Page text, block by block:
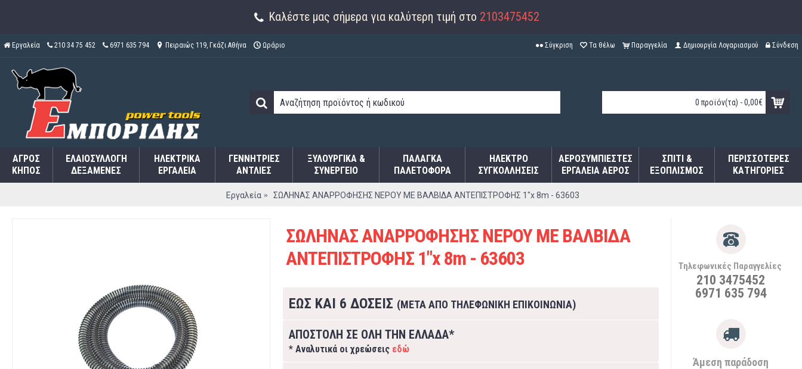
Καλέστε μας σήμερα για καλύτερη τιμή στο 2103475452
Εργαλεία 210 34 75 452 6971 635 794 Πειραιώς 119, Γκάζι Αθήνα Ωράριο Σύγκριση Τα θέλω Παραγγελία Δημιουργία Λογαριασμού Σύνδεση
0 προϊόν(τα) - 0,00€
ΑΓΡΌΣ
ΚΉΠΟΣ
ΕΛΑΙΟΣΥΛΛΟΓΉ
ΔΕΞΑΜΕΝΈΣ
ΗΛΕΚΤΡΙΚΆ
ΕΡΓΑΛΕΊΑ
ΓΕΝΝΉΤΡΙΕΣ
ΑΝΤΛΊΕΣ
ΞΥΛΟΥΡΓΙΚΑ &
ΣΥΝΕΡΓΕΙΟ
ΠΑΛΆΓΚΑ
ΠΑΛΕΤΟΦΌΡΑ
ΗΛΕΚΤΡΟ
ΣΥΓΚΟΛΛΉΣΕΙΣ
ΑΕΡΟΣΥΜΠΙΕΣΤΈΣ
ΕΡΓΑΛΕΊΑ ΑΈΡΟΣ
ΣΠΊΤΙ &
ΕΞΟΠΛΙΣΜΌΣ
ΠΕΡΙΣΣΌΤΕΡΕΣ
ΚΑΤΗΓΟΡΊΕΣ
Εργαλεία ΣΩΛΗΝΑΣ ΑΝΑΡΡΟΦΗΣΗΣ ΝΕΡΟΥ ΜΕ ΒΑΛΒΙΔΑ ΑΝΤΕΠΙΣΤΡΟΦΗΣ 1"x 8m - 63603
Τηλεφωνικές Παραγγελίες
210 3475452
6971 635 794
Άμεση παράδοση
ΣΩΛΗΝΑΣ ΑΝΑΡΡΟΦΗΣΗΣ ΝΕΡΟΥ ΜΕ ΒΑΛΒΙΔΑ
ΑΝΤΕΠΙΣΤΡΟΦΗΣ 1"x 8m - 63603
ΕΩΣ ΚΑΙ 6 ΔΟΣΕΙΣ (ΜΕΤΑ ΑΠΟ ΤΗΛΕΦΩΝΙΚΗ ΕΠΙΚΟΙΝΩΝΙΑ)
ΑΠΟΣΤΟΛΗ ΣΕ ΟΛΗ ΤΗΝ ΕΛΛΑΔΑ*
* Αναλυτικά οι χρεώσεις εδώ